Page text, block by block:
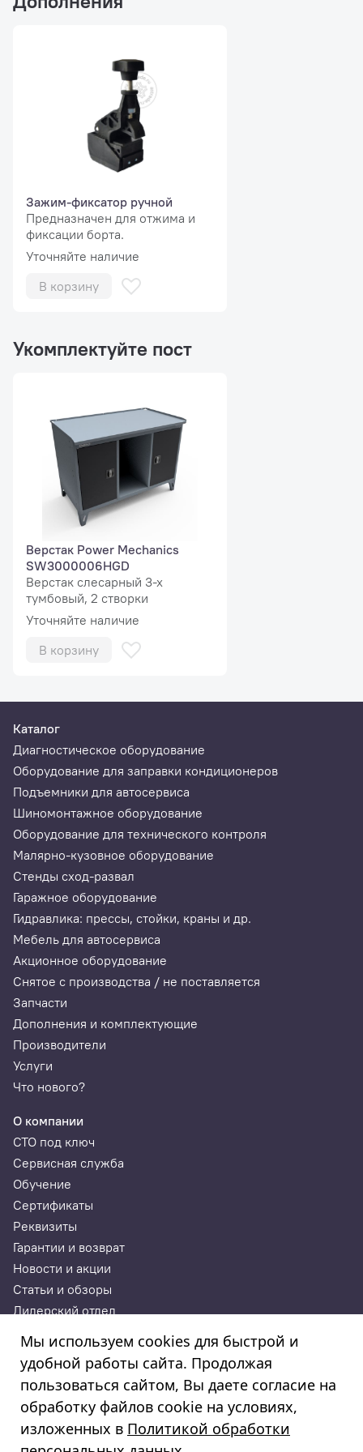
Зажим-фиксатор ручной
Предназначен для отжима и
фиксации борта.
Уточняйте наличие
В корзину
Укомплектуйте пост
Верстак Power Mechanics
SW3000006HGD
Верстак слесарный 3-х
тумбовый, 2 створки
Уточняйте наличие
В корзину
Каталог
Диагностическое оборудование
Оборудование для заправки кондиционеров
Подъемники для автосервиса
Шиномонтажное оборудование
Оборудование для технического контроля
Малярно-кузовное оборудование
Стенды сход-развал
Гаражное оборудование
Гидравлика: прессы, стойки, краны и др.
Мебель для автосервиса
Акционное оборудование
Снятое с производства / не поставляется
Запчасти
Дополнения и комплектующие
Производители
Услуги
Что нового?
О компании
СТО под ключ
Сервисная служба
Обучение
Сертификаты
Реквизиты
Гарантии и возврат
Новости и акции
Статьи и обзоры
Дилерский отдел
© 2003—2025
«Автосервисторг»
ИП Годунова Лариса Леонидовна
ИНН 532108772827, ОГРНИП 308532130300022, ОКПО
308532130300022
Мы используем cookies для быстрой и
удобной работы сайта. Продолжая
пользоваться сайтом, Вы даете согласие на
обработку файлов cookie на условиях,
изложенных в Политикой обработки